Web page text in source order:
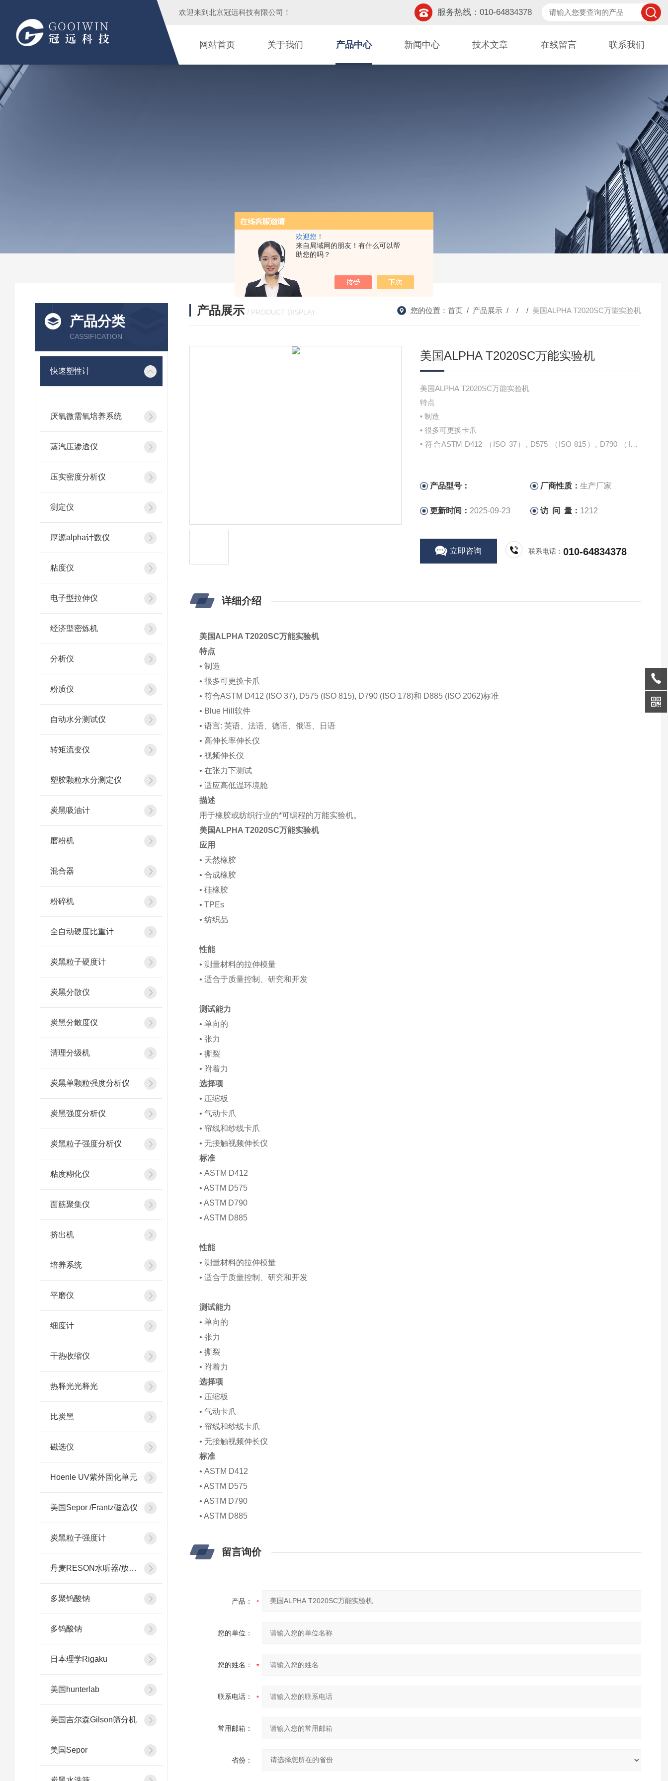
欢迎您！
来自局域网的朋友！有什么可以帮
助您的吗？
欢迎来到 北京冠远科技有限公司 ！ 服务热线：010-64834378
网站首页 关于我们 产品中心 新闻中心 技术文章 在线留言 联系我们
产品分类
CASSIFICATION
快速塑性计
厌氧微需氧培养系统
蒸汽压渗透仪
压实密度分析仪
测定仪
厚源alpha计数仪
粘度仪
电子型拉伸仪
经济型密炼机
分析仪
粉质仪
自动水分测试仪
转矩流变仪
塑胶颗粒水分测定仪
炭黑吸油计
磨粉机
混合器
粉碎机
全自动硬度比重计
炭黑粒子硬度计
炭黑分散仪
炭黑分散度仪
清理分级机
炭黑单颗粒强度分析仪
炭黑强度分析仪
炭黑粒子强度分析仪
粘度糊化仪
面筋聚集仪
挤出机
培养系统
平磨仪
细度计
干热收缩仪
热释光光释光
比炭黑
磁选仪
Hoenle UV紫外固化单元
美国Sepor /Frantz磁选仪
炭黑粒子强度计
丹麦RESON水听器/放大器
多聚钨酸钠
多钨酸钠
日本理学Rigaku
美国hunterlab
美国吉尔森Gilson筛分机
美国Sepor
产品展示 / PRODUCT DISPLAY 您的位置： 首页 / 产品展示 / / / 美国ALPHA T2020SC万能实验机
美国ALPHA T2020SC万能实验机
美国ALPHA T2020SC万能实验机
特点
• 制造
• 很多可更换卡爪
• 符合ASTM D412 （ISO 37）, D575 （ISO 815）, D790 （ISO
• 语言: 英语、法语、德语、俄语、日语
产品型号： 厂商性质：生产厂家
更新时间： 2025-09-23 访 问 量： 1212
立即咨询 联系电话：010-64834378
详细介绍
美国ALPHA T2020SC万能实验机
特点
• 制造
• 很多可更换卡爪
• 符合ASTM D412 (ISO 37), D575 (ISO 815), D790 (ISO 178)和 D885 (ISO 2062)标准
• Blue Hill软件
• 语言: 英语、法语、德语、俄语、日语
• 高伸长率伸长仪
• 视频伸长仪
• 在张力下测试
• 适应高低温环境舱
描述
用于橡胶或纺织行业的*可编程的万能实验机。
美国ALPHA T2020SC万能实验机
应用
• 天然橡胶
• 合成橡胶
• 硅橡胶
• TPEs
• 纺织品
性能
• 测量材料的拉伸模量
• 适合于质量控制、研究和开发
测试能力
• 单向的
• 张力
• 撕裂
• 附着力
选择项
• 压缩板
• 气动卡爪
• 帘线和纱线卡爪
• 无接触视频伸长仪
标准
• ASTM D412
• ASTM D575
• ASTM D790
• ASTM D885
性能
• 测量材料的拉伸模量
• 适合于质量控制、研究和开发
测试能力
• 单向的
• 张力
• 撕裂
• 附着力
选择项
• 压缩板
• 气动卡爪
• 帘线和纱线卡爪
• 无接触视频伸长仪
标准
• ASTM D412
• ASTM D575
• ASTM D790
• ASTM D885
留言询价
产品：
您的单位：
您的姓名：
联系电话：
常用邮箱：
省份：